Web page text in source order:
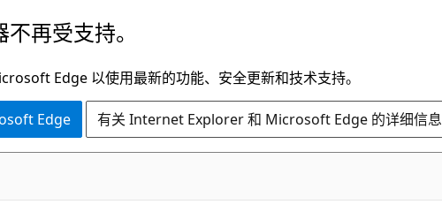
再受支持。
Edge 以使用最新的功能、安全更新和技术支持。
Edge 有关 Internet Explorer 和 Microsoft Edge 的详细信息